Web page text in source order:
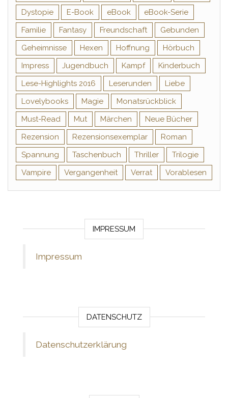
Dystopie
E-Book eBook
eBook-Serie
Familie
Fantasy Freundschaft
Gebunden
Geheimnisse
Hexen Hoffnung
Hörbuch
Impress
Jugendbuch Kampf
Kinderbuch
Lese-Highlights 2016
Leserunden
Liebe
Lovelybooks
Magie
Monatsrückblick
Must-Read
Mut Märchen
Neue Bücher
Rezension
Rezensionsexemplar
Roman
Spannung
Taschenbuch Thriller
Trilogie
Vampire
Vergangenheit Verrat Vorablesen
IMPRESSUM
Impressum
DATENSCHUTZ
Datenschutzerklärung